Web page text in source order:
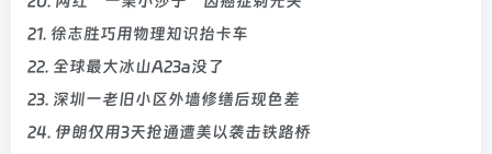
21. 徐志胜巧用物理知识抬卡车
22. 全球最大冰山A23a没了
23. 深圳一老旧小区外墙修缮后现色差
24. 伊朗仅用3天抢通遭美以袭击铁路桥